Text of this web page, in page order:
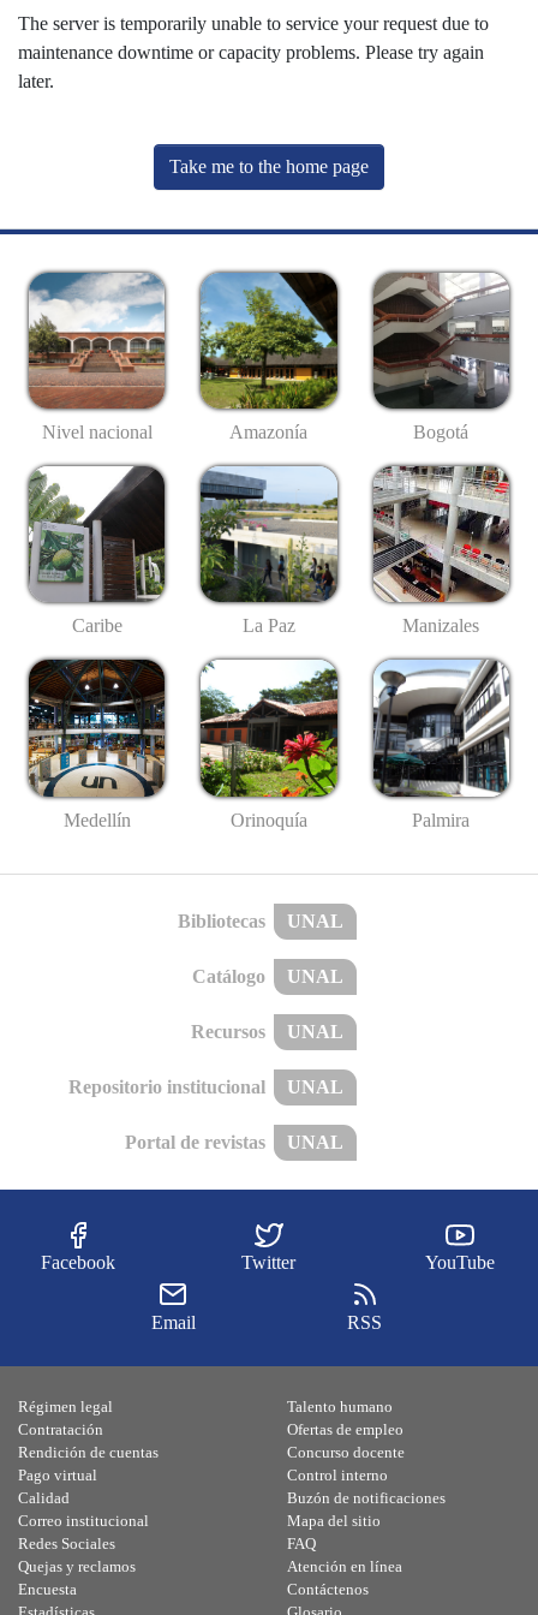
The server is temporarily unable to service your request due to
maintenance downtime or capacity problems. Please try again
later.
Take me to the home page
Nivel nacional Amazonía Bogotá
Caribe La Paz Manizales
Medellín Orinoquía Palmira
Bibliotecas UNAL
Catálogo UNAL
Recursos UNAL
Repositorio institucional UNAL
Portal de revistas UNAL
Facebook Twitter YouTube
Email RSS
Régimen legal
Contratación
Rendición de cuentas
Pago virtual
Calidad
Talento humano
Ofertas de empleo
Concurso docente
Control interno
Buzón de notificaciones
Correo institucional
Redes Sociales
Quejas y reclamos
Encuesta
Mapa del sitio
FAQ
Atención en línea
Contáctenos